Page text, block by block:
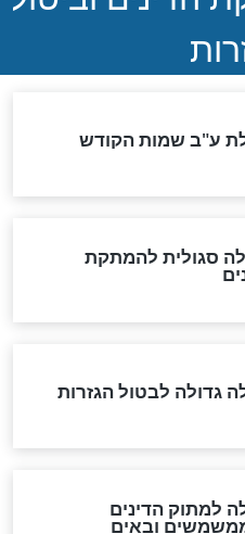
שנחשף
כתב היד
הרשב"ם התגלה
שורדת השואה שחוגגת 100:
על כל השנים"
לחשב את הקץ?